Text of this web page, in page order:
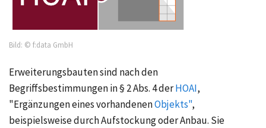
Bild: © f:data GmbH
Erweiterungsbauten sind nach den
Begriffsbestimmungen in§ 2 Abs. 4derHOAI,
"Ergänzungen eines vorhandenenObjekts",
beispielsweise durch Aufstockung oder Anbau. Sie